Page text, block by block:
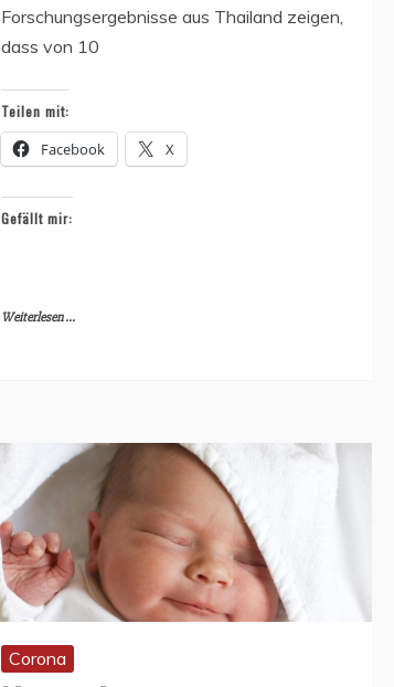
Forschungsergebnisse aus Thailand zeigen,
dass von 10
Teilen mit:
Facebook X
Gefällt mir:
Weiterlesen ...
Corona